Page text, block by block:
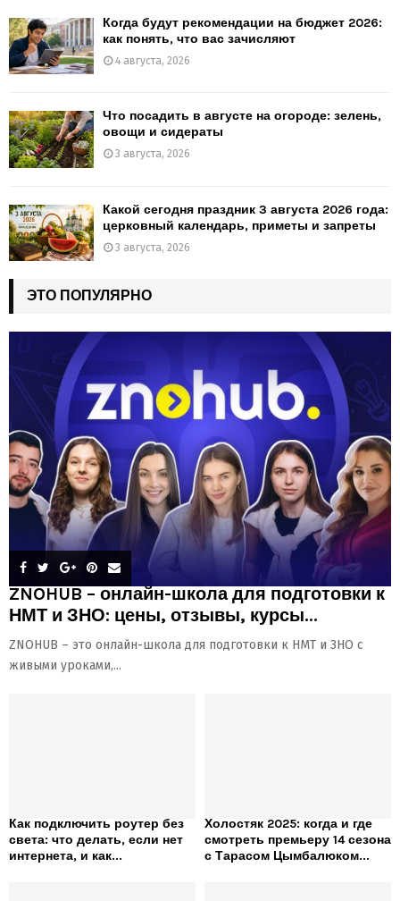
Когда будут рекомендации на бюджет 2026:
как понять, что вас зачисляют
4 августа, 2026
Что посадить в августе на огороде: зелень,
овощи и сидераты
3 августа, 2026
Какой сегодня праздник 3 августа 2026 года:
церковный календарь, приметы и запреты
3 августа, 2026
ЭТО ПОПУЛЯРНО
ZNOHUB – онлайн-школа для подготовки к
НМТ и ЗНО: цены, отзывы, курсы...
ZNOHUB – это онлайн-школа для подготовки к НМТ и ЗНО с
живыми уроками,...
Как подключить роутер без
света: что делать, если нет
интернета, и как...
Холостяк 2025: когда и где
смотреть премьеру 14 сезона
с Тарасом Цымбалюком...